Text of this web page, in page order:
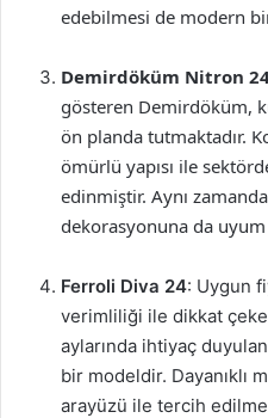
edebilmesi de modern
Demirdöküm Nitron
gösteren Demirdöküm,
ön planda tutmaktadır.
ömürlü yapısı ile
edinmiştir. Aynı
dekorasyonuna da uyum
Ferroli Diva 24: Uygun
verimliliği ile dikkat
aylarında ihtiyaç
bir modeldir. Dayanıklı
arayüzü ile tercih